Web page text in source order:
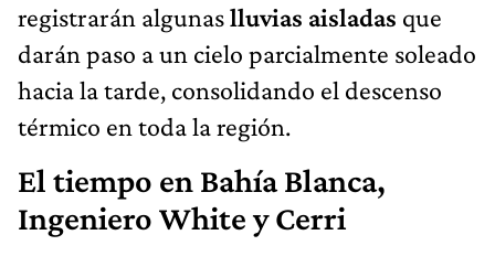
registrarán algunaslluvias aisladas que
darán paso a un cielo parcialmente soleado
hacia la tarde, consolidando el descenso
térmico en toda la región.
El tiempo en Bahía Blanca,
Ingeniero White y Cerri